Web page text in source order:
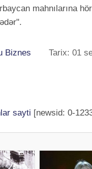
mahnılarına
Biznes Tarix: 01
sayti [newsid: 0-